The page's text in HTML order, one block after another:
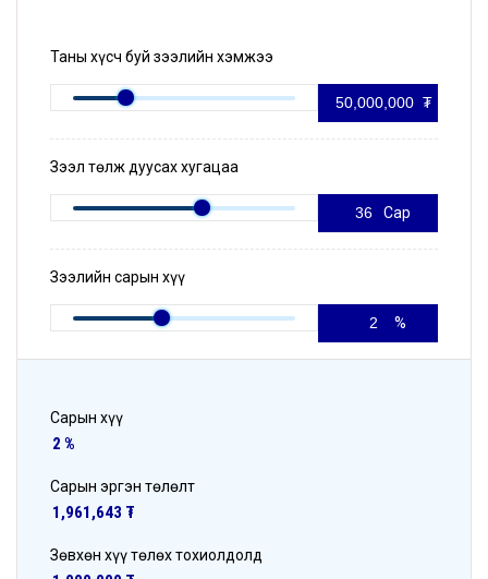
Таны хүсч буй зээлийн хэмжээ
₮
Зээл төлж дуусах хугацаа
Сар
Зээлийн сарын хүү
%
Сарын хүү
Сарын эргэн төлөлт
Зөвхөн хүү төлөх тохиолдолд